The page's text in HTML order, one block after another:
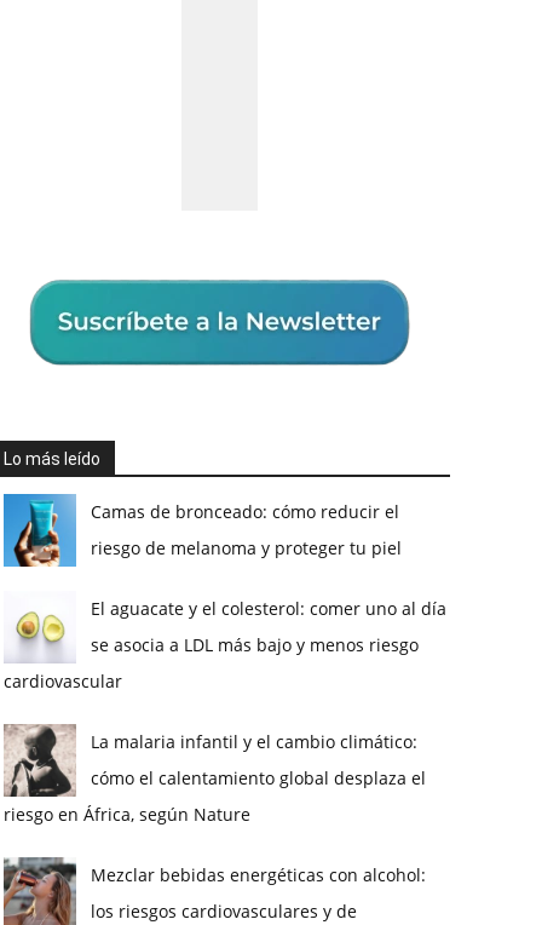
Lo más leído
Camas de bronceado: cómo reducir el
riesgo de melanoma y proteger tu piel
El aguacate y el colesterol: comer uno al día
se asocia a LDL más bajo y menos riesgo
cardiovascular
La malaria infantil y el cambio climático:
cómo el calentamiento global desplaza el
riesgo en África, según Nature
Mezclar bebidas energéticas con alcohol:
los riesgos cardiovasculares y de